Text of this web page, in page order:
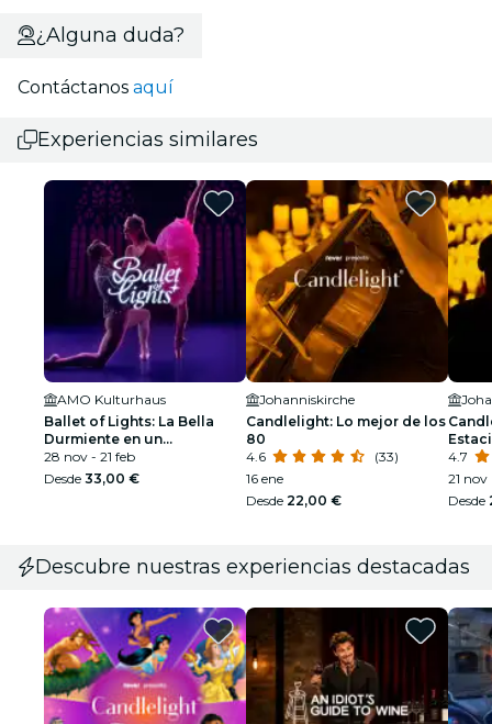
¿Alguna duda?
Contáctanos aquí
Experiencias similares
AMO Kulturhaus
Ballet of Lights: La Bella
Durmiente en un
espectáculo deslumbrante
28 nov - 21 feb
Desde 33,00 €
Johanniskirche
Candlelight: Lo mejor de los
80
4.6
(33)
16 ene
Desde 22,00 €
4.7
21 nov
Desde
Descubre nuestras experiencias destacadas